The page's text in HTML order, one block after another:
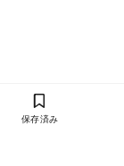
保存済み